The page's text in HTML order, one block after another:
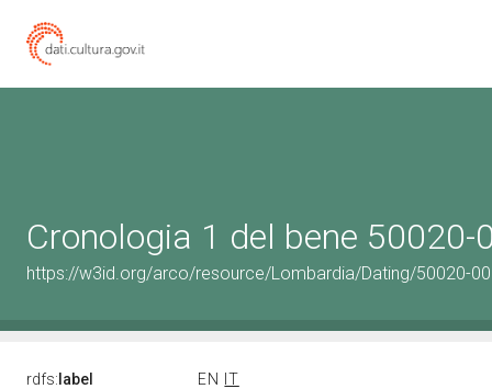
Cronologia 1 del bene 50020-
https://w3id.org/arco/resource/Lombardia/Dating/50020-
rdfs: label EN
IT